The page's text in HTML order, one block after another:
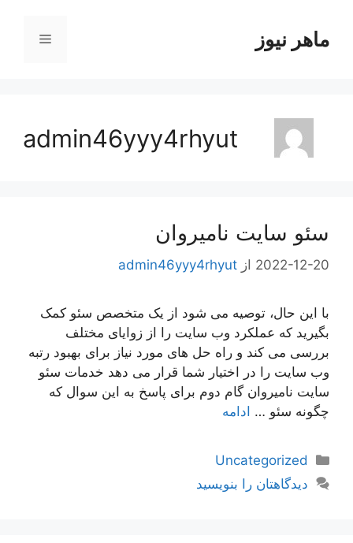
محتواماهر نیوز فهرست
admin46yyy4rhyut
سئو سایت نامیروان
2022-12-20 از admin46yyy4rhyut
با این حال، توصیه می شود از یک متخصص سئو کمک
بگیرید که عملکرد وب سایت را از زوایای مختلف
بررسی می کند و راه حل های مورد نیاز برای بهبود رتبه
وب سایت را در اختیار شما قرار می دهد خدمات سئو
سایت نامیروان گام دوم برای پاسخ به این سوال که
چگونه سئو … ادامه
دسته‌ها
Uncategorized
دیدگاهتان را بنویسید